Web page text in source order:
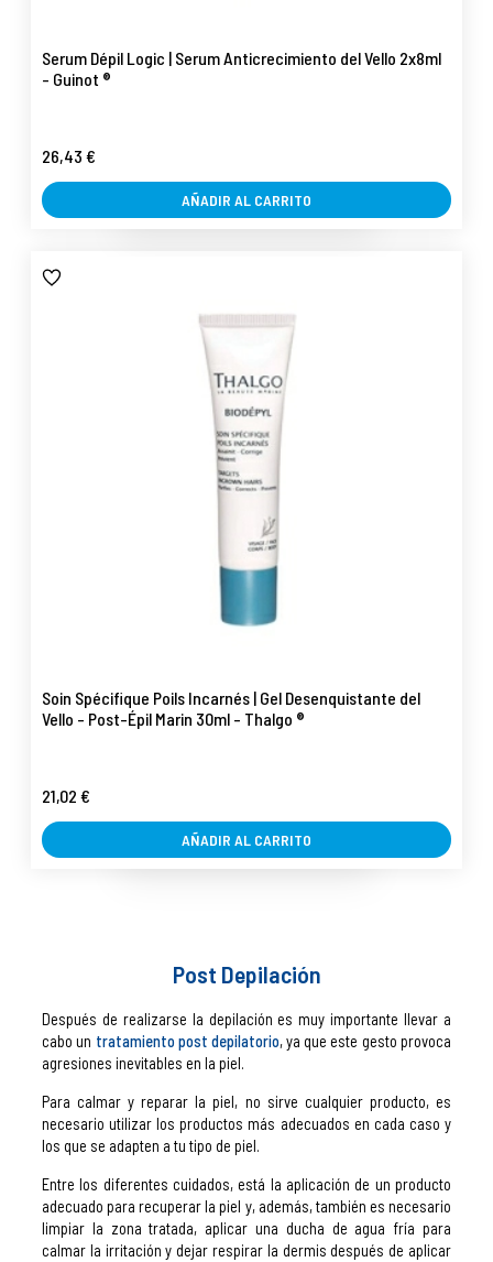
Serum Dépil Logic | Serum Anticrecimiento del Vello 2x8ml
- Guinot ®
26,43 €
AÑADIR AL CARRITO
Soin Spécifique Poils Incarnés | Gel Desenquistante del
Vello - Post-Épil Marin 30ml - Thalgo ®
21,02 €
AÑADIR AL CARRITO
Post Depilación
Después de realizarse la depilación es muy importante llevar a
cabo un tratamiento post depilatorio, ya que este gesto provoca
agresiones inevitables en la piel.
Para calmar y reparar la piel, no sirve cualquier producto, es
necesario utilizar los productos más adecuados en cada caso y
los que se adapten a tu tipo de piel.
Entre los diferentes cuidados, está la aplicación de un producto
adecuado para recuperar la piel y, además, también es necesario
limpiar la zona tratada, aplicar una ducha de agua fría para
calmar la irritación y dejar respirar la dermis después de aplicar